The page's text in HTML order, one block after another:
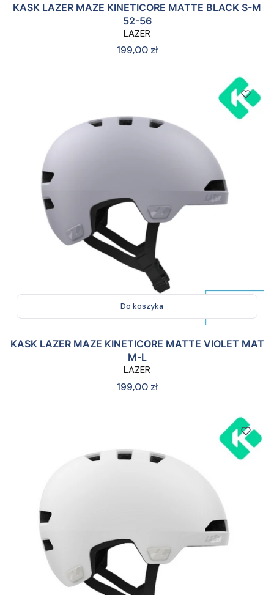
KASK LAZER MAZE KINETICORE MATTE BLACK S-M
52-56
LAZER
Cena
199,00 zł
Do koszyka
KASK LAZER MAZE KINETICORE MATTE VIOLET MAT
M-L
LAZER
Cena
199,00 zł